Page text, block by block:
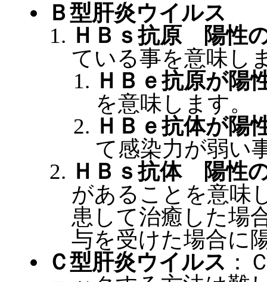
Ｂ型肝炎ウイルス
ＨＢｓ抗原 陽性
ている事を意味し
ＨＢｅ抗原が陽
を意味します。
ＨＢｅ抗体が陽
て感染力が弱い
ＨＢｓ抗体 陽性
があることを意味
患して治癒した場
与を受けた場合に
Ｃ型肝炎ウイルス ：